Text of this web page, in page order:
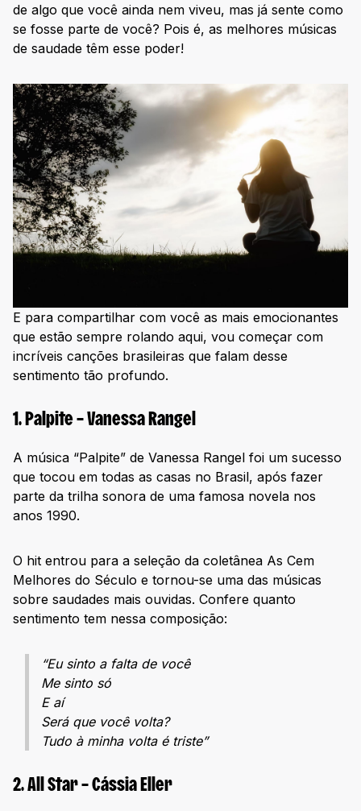
de algo que você ainda nem viveu, mas já sente como
se fosse parte de você? Pois é, as melhores músicas
de saudade têm esse poder!
E para compartilhar com você as mais emocionantes
que estão sempre rolando aqui, vou começar com
incríveis canções brasileiras que falam desse
sentimento tão profundo.
1. Palpite – Vanessa Rangel
A música “Palpite” de Vanessa Rangel foi um sucesso
que tocou em todas as casas no Brasil, após fazer
parte da trilha sonora de uma famosa novela nos
anos 1990.
O hit entrou para a seleção da coletânea As Cem
Melhores do Século e tornou-se uma das músicas
sobre saudades mais ouvidas. Confere quanto
sentimento tem nessa composição:
“Eu sinto a falta de você
Me sinto só
E aí
Será que você volta?
Tudo à minha volta é triste”
2. All Star – Cássia Eller